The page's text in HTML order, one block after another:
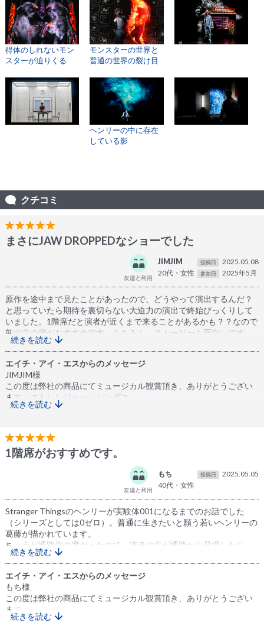
得体のしれないモン
スターが迫りくる
モンスターの世界と
普通の世界の裂け目
ヘンリーの中に存在
している影
クチコミ
まさにJAW DROPPEDなショーでした
JIMJIM
20代・女性
投稿日 2025.05.08
参加日 2025年5月
原作を途中まで見たことがあったので、どうやって演出するんだ？
と思っていたら期待を裏切らない大迫力の演出で終始びっくりして
いました。1階席だと演者が近くまで来ることがあるかも？？なので
前の方の席がおすすめです。もちろん、ストーリーも面白いです
が、ドラマを数シーズンは見ておくことをおすすめします！ドラマ
のつながりが分かると、これもしかして？？と推測しながら見るこ
とができて楽しかったです。
続きを読む
エイチ・アイ・エスからのメッセージ
JIMJIM様
この度は弊社の商品にてミュージカル観賞頂き、ありがとうござい
ます。ストレンジャー・シングス
は有名なネットフリックスドラマで演出が難しいと言われておりま
お願いいたします。
続きを読む
1階席がおすすめです。
もち
40代・女性
投稿日 2025.05.05
Stranger Thingsのヘンリーが実験体001になるまでのお話でした
（シリーズとしては0ゼロ）。普通に生きたいと願う若いヘンリーの
葛藤が描かれています。
ちょうど通路側の席だったので、演者の方が通路から登場したり、
歩いたりするのがよく見えて、そういう演出があると思わなかった
のでうれしかったです。１階席がおすすめです。
続きを読む
エイチ・アイ・エスからのメッセージ
もち様
この度は弊社の商品にてミュージカル観賞頂き、ありがとうござい
ます。
演出を楽しんでいただけたこと何よりでございます。
続きを読む